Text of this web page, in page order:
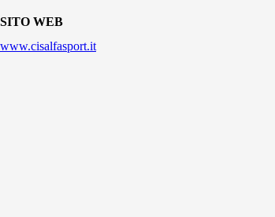
SITO WEB
www.cisalfasport.it